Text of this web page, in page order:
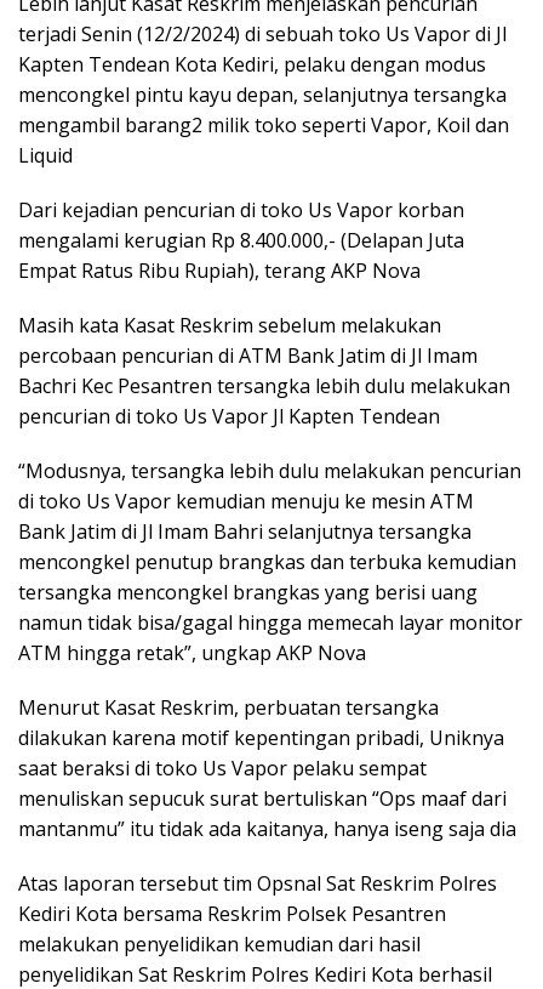
terjadi Senin (12/2/2024) di sebuah toko Us Vapor di Jl
Kapten Tendean Kota Kediri, pelaku dengan modus
mencongkel pintu kayu depan, selanjutnya tersangka
mengambil barang2 milik toko seperti Vapor, Koil dan
Liquid
Dari kejadian pencurian di toko Us Vapor korban
mengalami kerugian Rp 8.400.000,- (Delapan Juta
Empat Ratus Ribu Rupiah), terang AKP Nova
Masih kata Kasat Reskrim sebelum melakukan
percobaan pencurian di ATM Bank Jatim di Jl Imam
Bachri Kec Pesantren tersangka lebih dulu melakukan
pencurian di toko Us Vapor Jl Kapten Tendean
“Modusnya, tersangka lebih dulu melakukan pencurian
di toko Us Vapor kemudian menuju ke mesin ATM
Bank Jatim di Jl Imam Bahri selanjutnya tersangka
mencongkel penutup brangkas dan terbuka kemudian
tersangka mencongkel brangkas yang berisi uang
namun tidak bisa/gagal hingga memecah layar monitor
ATM hingga retak”, ungkap AKP Nova
Menurut Kasat Reskrim, perbuatan tersangka
dilakukan karena motif kepentingan pribadi, Uniknya
saat beraksi di toko Us Vapor pelaku sempat
menuliskan sepucuk surat bertuliskan “Ops maaf dari
mantanmu” itu tidak ada kaitanya, hanya iseng saja dia
Atas laporan tersebut tim Opsnal Sat Reskrim Polres
Kediri Kota bersama Reskrim Polsek Pesantren
melakukan penyelidikan kemudian dari hasil
penyelidikan Sat Reskrim Polres Kediri Kota berhasil